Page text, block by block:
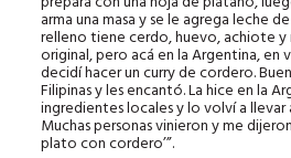
arma una masa y se le agrega leche
relleno tiene cerdo, huevo, achiote y
original, pero acá en la Argentina, en
decidí hacer un curry de cordero.
Filipinas y les encantó. La hice en la
ingredientes locales y lo volví a llevar
Muchas personas vinieron y me
plato con cordero’”.